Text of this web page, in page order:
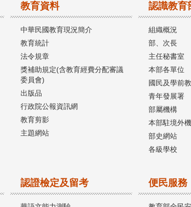
教育資料
中華民國教育現況簡介
教育統計
法令規章
獎補助規定(含教育經費分配審議
委員會)
出版品
行政院公報資訊網
教育剪影
主題網站
認識教育
組織概況
部、次長
主任秘書室
本部各單位
國民及學前
青年發展署
部屬機構
本部駐境外
部史網站
各級學校
認證檢定及留考 便民服務